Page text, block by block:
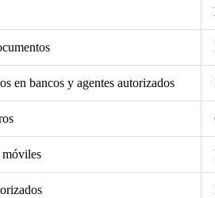
en bancos y agentes autorizados
móviles